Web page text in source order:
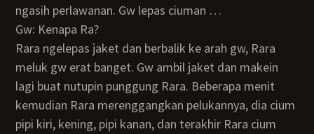
ngasih perlawanan. Gw lepas ciuman …
Gw: Kenapa Ra?
Rara ngelepas jaket dan berbalik ke arah gw, Rara
meluk gw erat banget. Gw ambil jaket dan makein
lagi buat nutupin punggung Rara. Beberapa menit
kemudian Rara merenggangkan pelukannya, dia cium
pipi kiri, kening, pipi kanan, dan terakhir Rara cium